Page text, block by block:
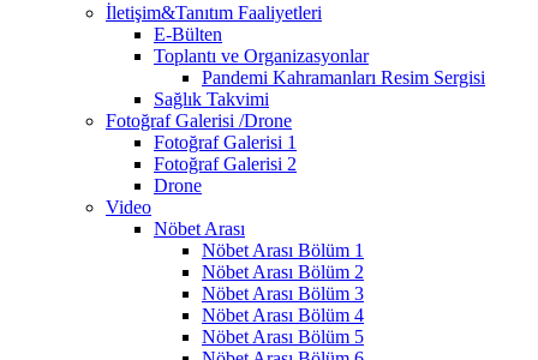
İletişim&Tanıtım Faaliyetleri
E-Bülten
Toplantı ve Organizasyonlar
Pandemi Kahramanları Resim Sergisi
Sağlık Takvimi
Fotoğraf Galerisi /Drone
Fotoğraf Galerisi 1
Fotoğraf Galerisi 2
Drone
Video
Nöbet Arası
Nöbet Arası Bölüm 1
Nöbet Arası Bölüm 2
Nöbet Arası Bölüm 3
Nöbet Arası Bölüm 4
Nöbet Arası Bölüm 5